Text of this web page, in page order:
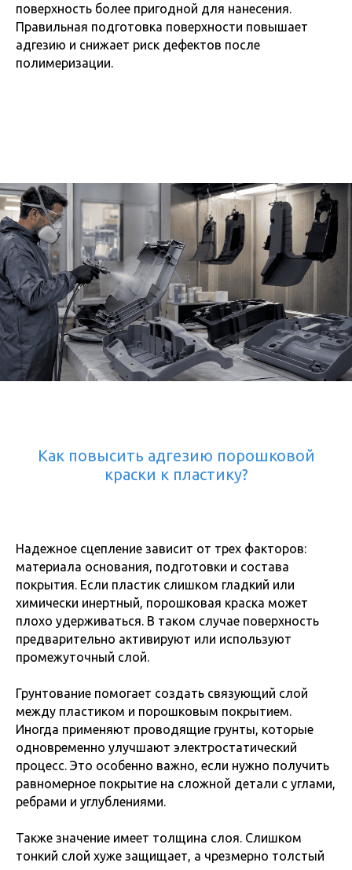
поверхность более пригодной для нанесения.
Правильная подготовка поверхности повышает
адгезию и снижает риск дефектов после
полимеризации.
Как повысить адгезию порошковой
краски к пластику?
Надежное сцепление зависит от трех факторов:
материала основания, подготовки и состава
покрытия. Если пластик слишком гладкий или
химически инертный, порошковая краска может
плохо удерживаться. В таком случае поверхность
предварительно активируют или используют
промежуточный слой.
Грунтование помогает создать связующий слой
между пластиком и порошковым покрытием.
Иногда применяют проводящие грунты, которые
одновременно улучшают электростатический
процесс. Это особенно важно, если нужно получить
равномерное покрытие на сложной детали с углами,
ребрами и углублениями.
Также значение имеет толщина слоя. Слишком
тонкий слой хуже защищает, а чрезмерно толстый